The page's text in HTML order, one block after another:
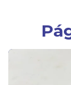
Fábrica de